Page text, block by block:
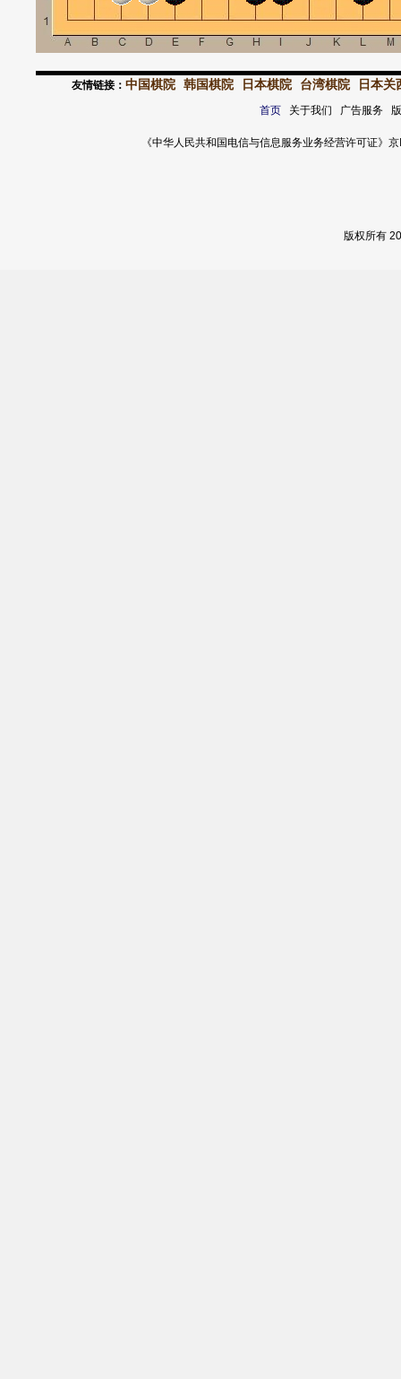
友情链接： 中国棋院 韩国棋院 日本棋院 台湾棋院 日本关
首页关于我们 广告服务
《中华人民共和国电信与信息服务业务经营许可证
版权所有